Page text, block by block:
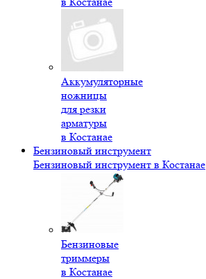
Аккумуляторные
ножницы
для резки
арматуры
в Костанае
Бензиновый инструмент
Бензиновый инструмент в Костанае
Бензиновые
триммеры
в Костанае